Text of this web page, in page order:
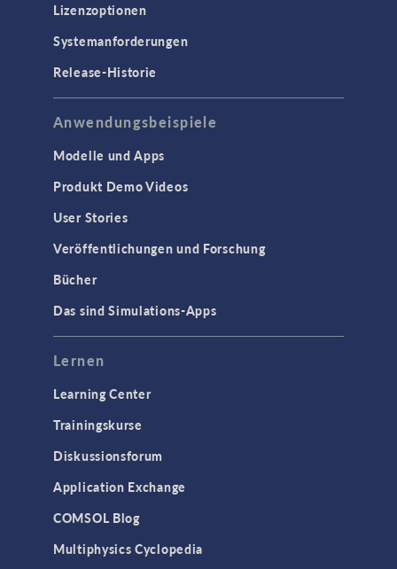
Lizenzoptionen
Systemanforderungen
Release-Historie
Anwendungsbeispiele
Modelle und Apps
Produkt Demo Videos
User Stories
Veröffentlichungen und Forschung
Bücher
Das sind Simulations-Apps
Lernen
Learning Center
Trainingskurse
Diskussionsforum
Application Exchange
COMSOL Blog
Multiphysics Cyclopedia